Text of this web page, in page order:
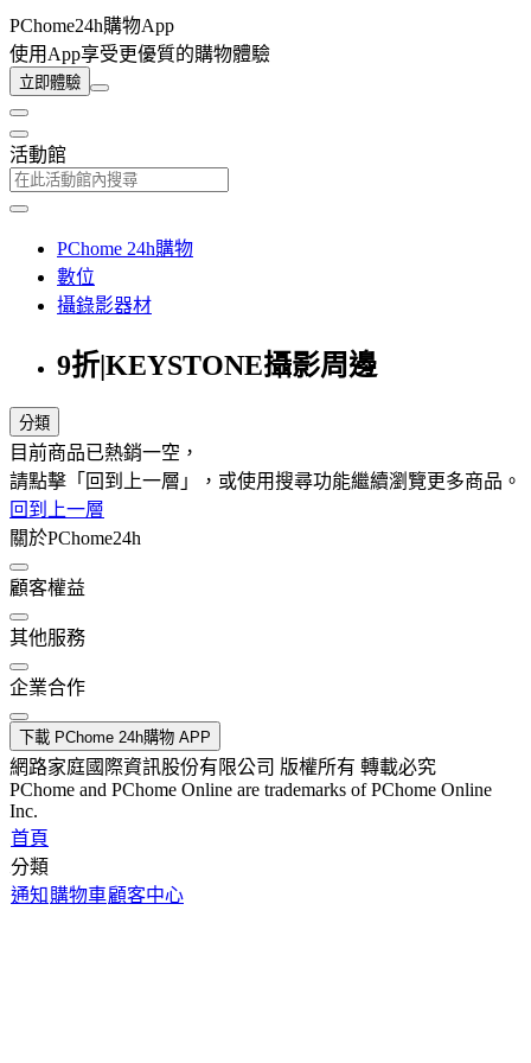
PChome24h購物App
使用App享受更優質的購物體驗
立即體驗
活動館
PChome 24h購物
數位
攝錄影器材
9折|KEYSTONE攝影周邊
分類
目前商品已熱銷一空，
請點擊「回到上一層」，或使用搜尋功能繼續瀏覽更多商品。
回到上一層
關於PChome24h
顧客權益
其他服務
企業合作
下載 PChome 24h購物 APP
網路家庭國際資訊股份有限公司 版權所有 轉載必究
PChome and PChome Online are trademarks of PChome Online
Inc.
首頁
分類
通知 購物車顧客中心